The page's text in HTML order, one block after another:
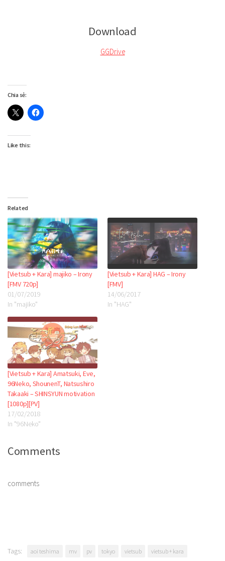
Download
GGDrive
Chia sẻ:
Like this:
Related
[Vietsub + Kara] majiko – Irony
[FMV 720p]
01/07/2019
In "majiko"
[Vietsub + Kara] HAG – Irony
[FMV]
14/06/2017
In "HAG"
[Vietsub + Kara] Amatsuki, Eve,
96Neko, ShounenT, Natsushiro
Takaaki – SHINSYUN motivation
[1080p][PV]
17/02/2018
In "96Neko"
Comments
comments
Tags: aoi teshima mv pv tokyo vietsub vietsub + kara